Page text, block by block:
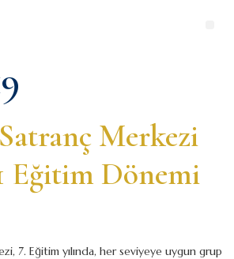
Merkezi
Eğitim Dönemi
7. Eğitim yılında, her seviyeye uygun grup